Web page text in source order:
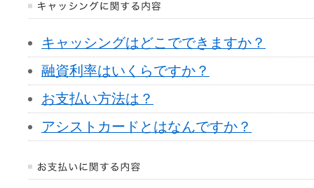
キャッシングはどこでできますか？
融資利率はいくらですか？
お支払い方法は？
アシストカードとはなんですか？